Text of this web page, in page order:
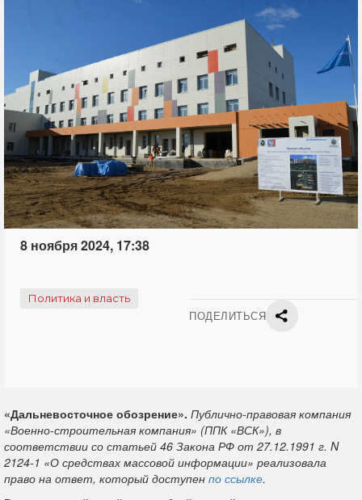
8 ноября 2024, 17:38
Политика и власть
ПОДЕЛИТЬСЯ
«Дальневосточное обозрение». Публично-правовая компания
«Военно-строительная компания» (ППК «ВСК»), в
соответствии со статьей 46 Закона РФ от 27.12.1991 г. N
2124-1 «О средствах массовой информации» реализовала
право на ответ, который доступен по ссылке.